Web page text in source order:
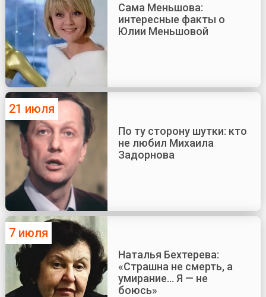
Сама Меньшова:
интересные факты о
Юлии Меньшовой
21 июля
По ту сторону шутки: кто
не любил Михаила
Задорнова
7 июля
Наталья Бехтерева:
«Страшна не смерть, а
умирание... Я — не
боюсь»